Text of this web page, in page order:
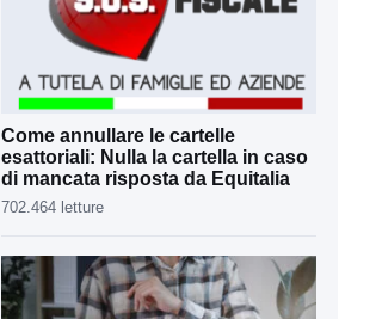
Come annullare le cartelle
esattoriali: Nulla la cartella in caso
di mancata risposta da Equitalia
702.464 letture